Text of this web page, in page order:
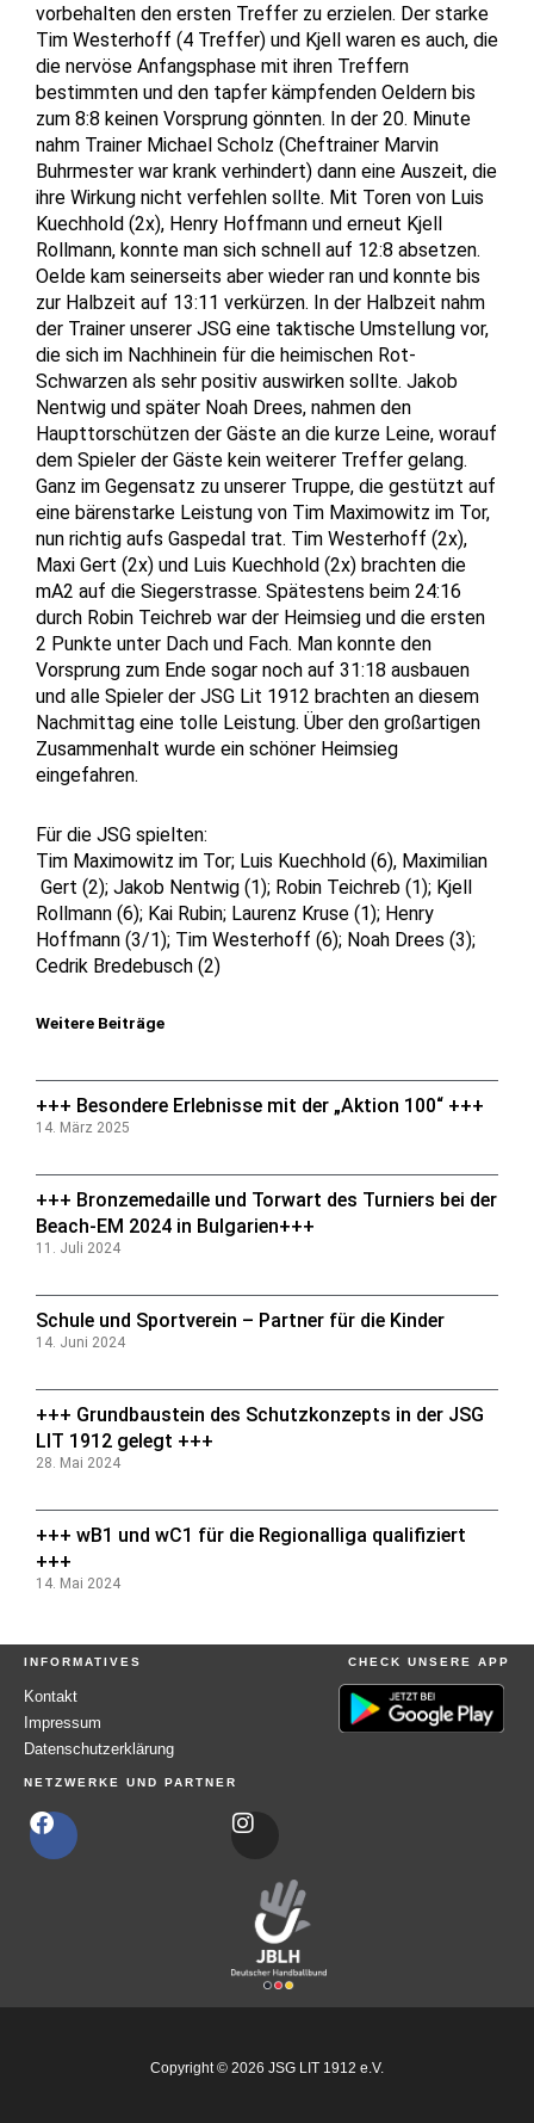
Weitere Beiträge
+++ Besondere Erlebnisse mit der „Aktion 100“ +++
14. März 2025
+++ Bronzemedaille und Torwart des Turniers bei der
Beach-EM 2024 in Bulgarien+++
11. Juli 2024
Schule und Sportverein – Partner für die Kinder
14. Juni 2024
+++ Grundbaustein des Schutzkonzepts in der JSG
LIT 1912 gelegt +++
28. Mai 2024
+++ wB1 und wC1 für die Regionalliga qualifiziert
+++
14. Mai 2024
vorbehalten den ersten Treffer zu erzielen. Der starke
Tim Westerhoff (4 Treffer) und Kjell waren es auch, die
die nervöse Anfangsphase mit ihren Treffern
bestimmten und den tapfer kämpfenden Oeldern bis
zum 8:8 keinen Vorsprung gönnten. In der 20. Minute
nahm Trainer Michael Scholz (Cheftrainer Marvin
Buhrmester war krank verhindert) dann eine Auszeit, die
ihre Wirkung nicht verfehlen sollte. Mit Toren von Luis
Kuechhold (2x), Henry Hoffmann und erneut Kjell
Rollmann, konnte man sich schnell auf 12:8 absetzen.
Oelde kam seinerseits aber wieder ran und konnte bis
zur Halbzeit auf 13:11 verkürzen. In der Halbzeit nahm
der Trainer unserer JSG eine taktische Umstellung vor,
die sich im Nachhinein für die heimischen Rot-
Schwarzen als sehr positiv auswirken sollte. Jakob
Nentwig und später Noah Drees, nahmen den
Haupttorschützen der Gäste an die kurze Leine, worauf
dem Spieler der Gäste kein weiterer Treffer gelang.
Ganz im Gegensatz zu unserer Truppe, die gestützt auf
eine bärenstarke Leistung von Tim Maximowitz im Tor,
nun richtig aufs Gaspedal trat. Tim Westerhoff (2x),
Maxi Gert (2x) und Luis Kuechhold (2x) brachten die
mA2 auf die Siegerstrasse. Spätestens beim 24:16
durch Robin Teichreb war der Heimsieg und die ersten
2 Punkte unter Dach und Fach. Man konnte den
Vorsprung zum Ende sogar noch auf 31:18 ausbauen
und alle Spieler der JSG Lit 1912 brachten an diesem
Nachmittag eine tolle Leistung. Über den großartigen
Zusammenhalt wurde ein schöner Heimsieg
eingefahren.
Für die JSG spielten:
Tim Maximowitz im Tor; Luis Kuechhold (6), Maximilian
Gert (2); Jakob Nentwig (1); Robin Teichreb (1); Kjell
Rollmann (6); Kai Rubin; Laurenz Kruse (1); Henry
Hoffmann (3/1); Tim Westerhoff (6); Noah Drees (3);
Cedrik Bredebusch (2)
INFORMATIVES
Kontakt
Impressum
Datenschutzerklärung
CHECK UNSERE APP
NETZWERKE UND PARTNER
F
t
a
g
r
a
m
Copyright © 2026 JSG LIT 1912 e.V.